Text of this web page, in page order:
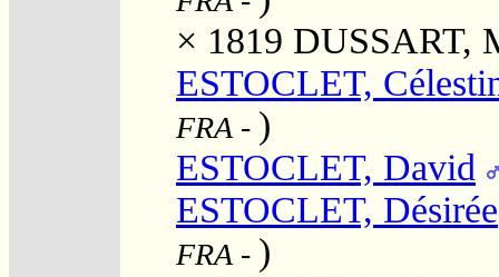
× 1819 DUSSART,
ESTOCLET,
FRA - )
ESTOCLET, David
ESTOCLET, Désirée
FRA - )